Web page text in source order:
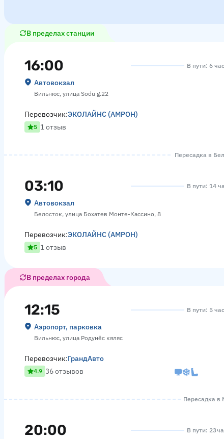
В пределах станции
16:00
Автовокзал
Вильнюс, улица Sodu g.22
В пути: 6
Перевозчик:ЭКОЛАЙНС (АМРОН)
5 1 отзыв
Пересадка в
03:10
Автовокзал
Белосток, улица Бохатев Монте-Кассино, 8
В пути: 14
Перевозчик:ЭКОЛАЙНС (АМРОН)
5 1 отзыв
В пределах города
12:15
Аэропорт, парковка
Вильнюс, улица Родунёс кяляс
В пути: 5
Перевозчик:ГрандАвто
4.9 36 отзывов
Пересадка в
20:00 В пути: 23